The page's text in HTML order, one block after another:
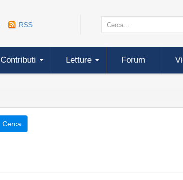
RSS
Contributi Letture Forum
Cerca